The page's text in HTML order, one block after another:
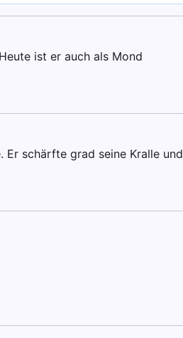
ist er auch als Mond
Er schärfte grad seine Kralle und